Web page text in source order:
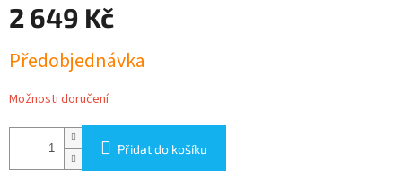
2 649 Kč
cena:
Předobjednávka
Možnosti doručení
Přidat do košíku